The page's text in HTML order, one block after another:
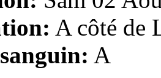
A côté de
A